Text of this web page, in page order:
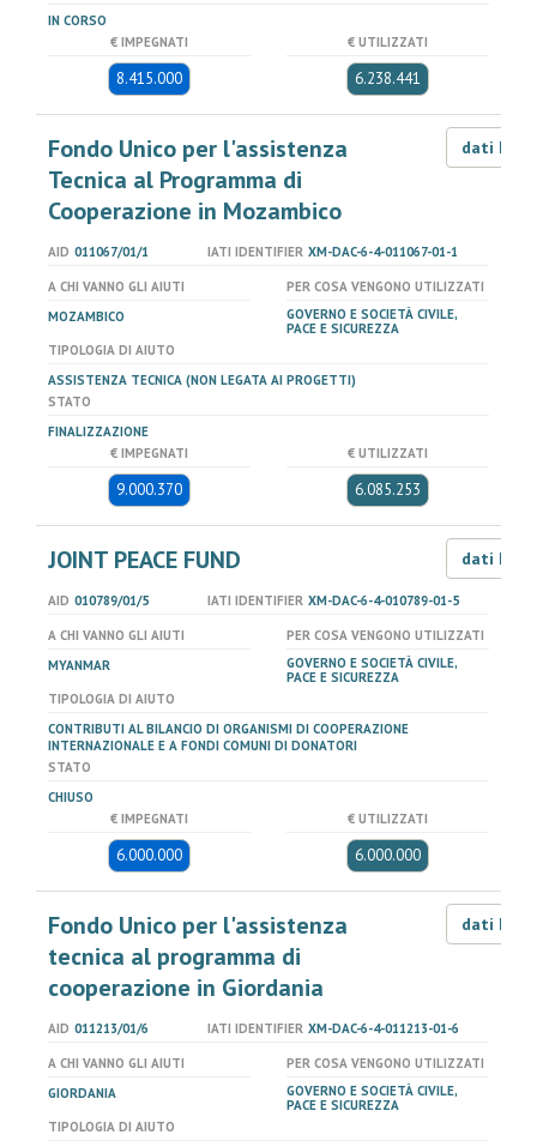
IN CORSO
€ IMPEGNATI
8.415.000
€ UTILIZZATI
6.238.441
Fondo Unico per l'assistenza
Tecnica al Programma di
Cooperazione in Mozambico
dati LOD
AID 011067/01/1 IATI IDENTIFIER XM-DAC-6-4-011067-01-1
A CHI VANNO GLI AIUTI
MOZAMBICO
PER COSA VENGONO UTILIZZATI
GOVERNO E SOCIETÀ CIVILE,
PACE E SICUREZZA
TIPOLOGIA DI AIUTO
ASSISTENZA TECNICA (NON LEGATA AI PROGETTI)
STATO
FINALIZZAZIONE
€ IMPEGNATI
9.000.370
€ UTILIZZATI
6.085.253
JOINT PEACE FUND dati LOD
AID 010789/01/5 IATI IDENTIFIER XM-DAC-6-4-010789-01-5
A CHI VANNO GLI AIUTI
MYANMAR
PER COSA VENGONO UTILIZZATI
GOVERNO E SOCIETÀ CIVILE,
PACE E SICUREZZA
TIPOLOGIA DI AIUTO
CONTRIBUTI AL BILANCIO DI ORGANISMI DI COOPERAZIONE
INTERNAZIONALE E A FONDI COMUNI DI DONATORI
STATO
CHIUSO
€ IMPEGNATI
6.000.000
€ UTILIZZATI
6.000.000
Fondo Unico per l'assistenza
tecnica al programma di
cooperazione in Giordania
dati LOD
AID 011213/01/6 IATI IDENTIFIER XM-DAC-6-4-011213-01-6
A CHI VANNO GLI AIUTI
GIORDANIA
PER COSA VENGONO UTILIZZATI
GOVERNO E SOCIETÀ CIVILE,
PACE E SICUREZZA
TIPOLOGIA DI AIUTO